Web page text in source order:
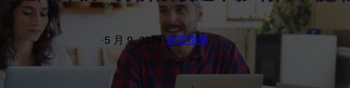
·5 月 9, 2026·选型指南